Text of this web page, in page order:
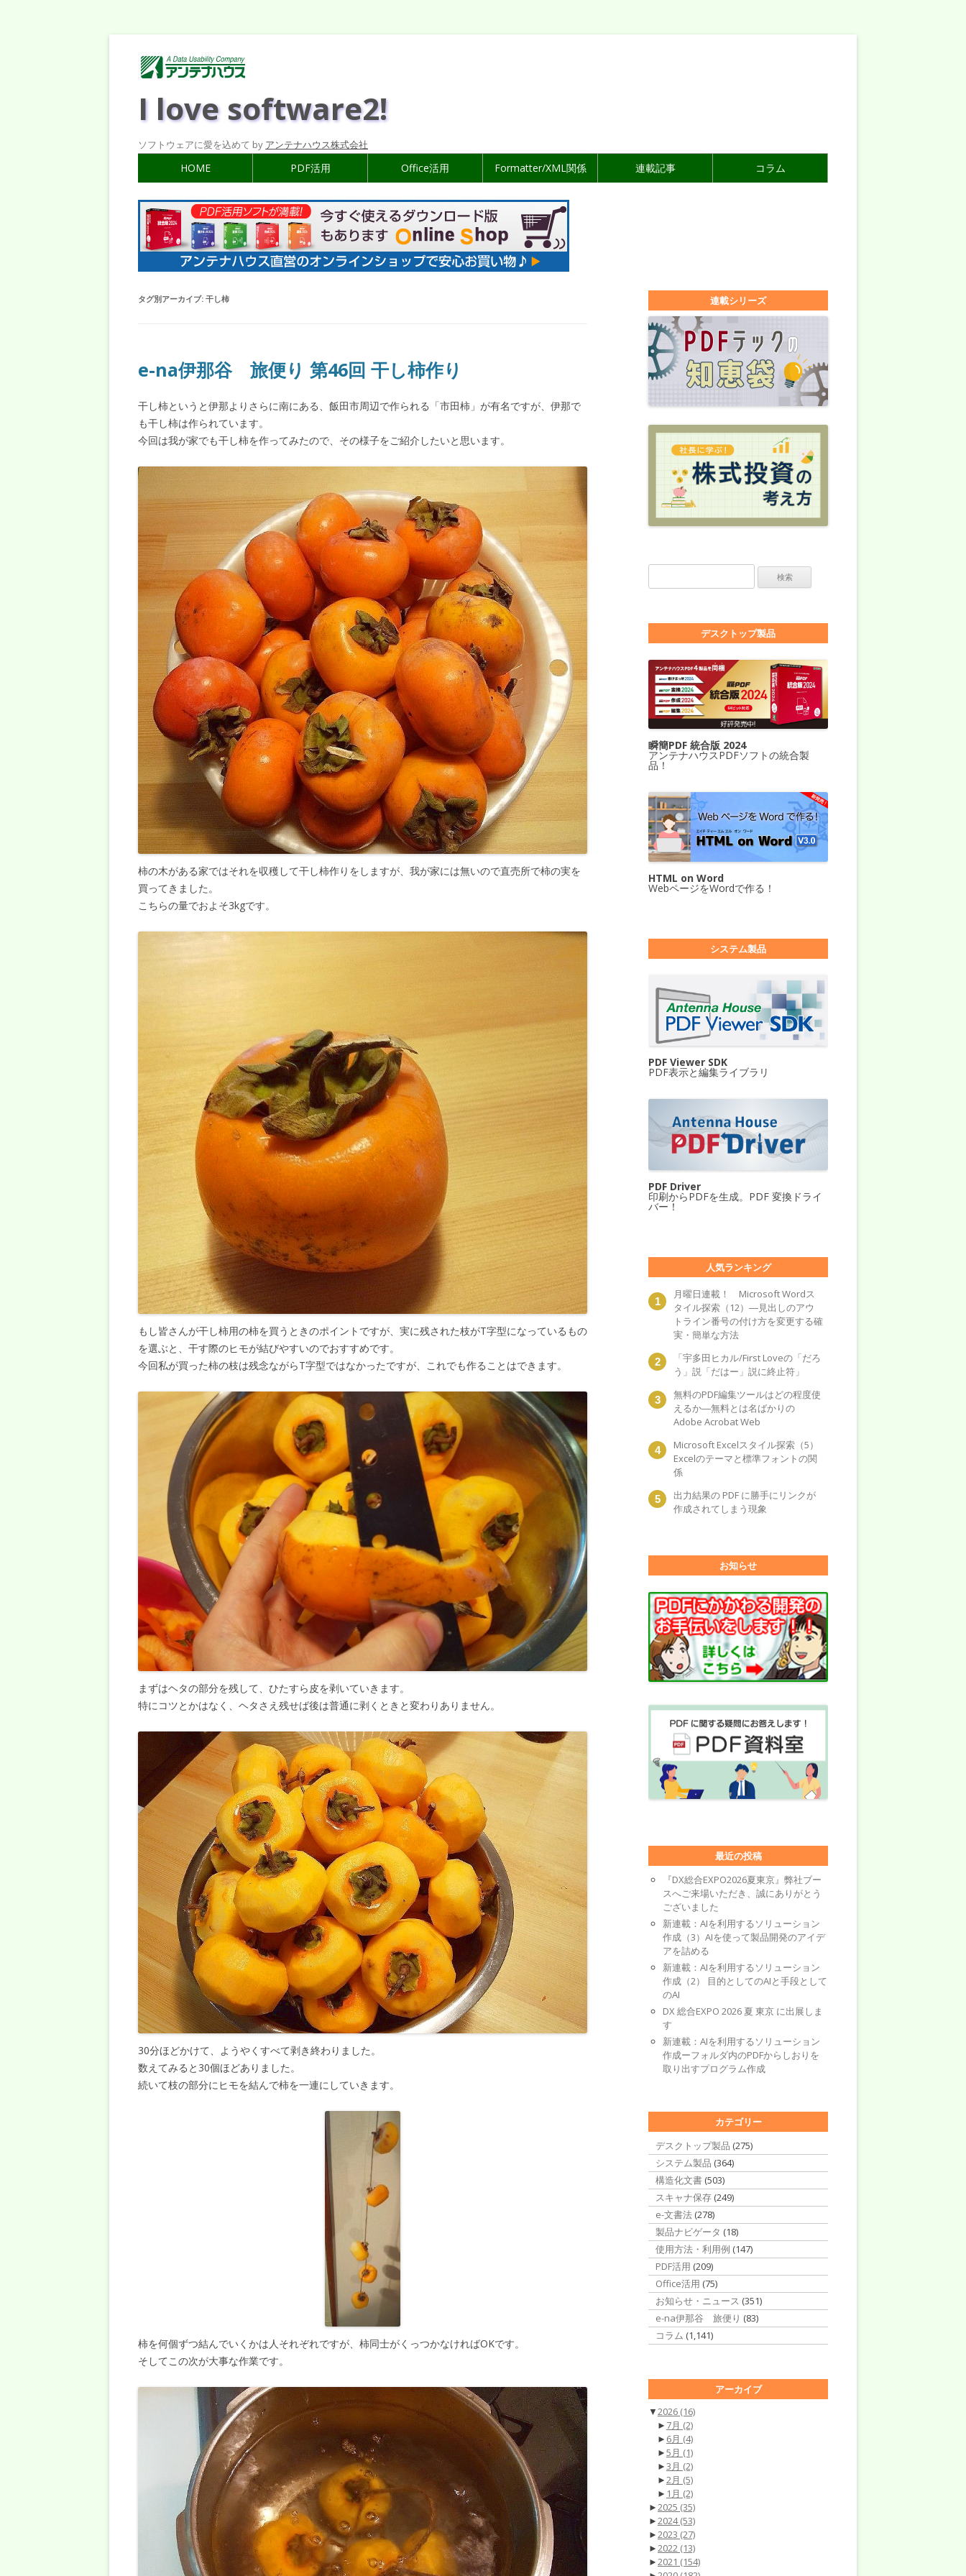
I love software2!
ソフトウェアに愛を込めて by アンテナハウス株式会社
HOME PDF活用 Office活用 Formatter/XML関係 連載記事 コラム
タグ別アーカイブ: 干し柿
e-na伊那谷 旅便り 第46回 干し柿作り
干し柿というと伊那よりさらに南にある、飯田市周辺で作られる「市田柿」が有名ですが、伊那で
も干し柿は作られています。
今回は我が家でも干し柿を作ってみたので、その様子をご紹介したいと思います。
柿の木がある家ではそれを収穫して干し柿作りをしますが、我が家には無いので直売所で柿の実を
買ってきました。
こちらの量でおよそ3kgです。
もし皆さんが干し柿用の柿を買うときのポイントですが、実に残された枝がT字型になっているもの
を選ぶと、干す際のヒモが結びやすいのでおすすめです。
今回私が買った柿の枝は残念ながらT字型ではなかったですが、これでも作ることはできます。
まずはヘタの部分を残して、ひたすら皮を剥いていきます。
特にコツとかはなく、ヘタさえ残せば後は普通に剥くときと変わりありません。
30分ほどかけて、ようやくすべて剥き終わりました。
数えてみると30個ほどありました。
続いて枝の部分にヒモを結んで柿を一連にしていきます。
柿を何個ずつ結んでいくかは人それぞれですが、柿同士がくっつかなければOKです。
そしてこの次が大事な作業です。
連載シリーズ
デスクトップ製品
瞬簡PDF 統合版 2024
アンテナハウスPDFソフトの統合製
品！
HTML on Word
WebページをWordで作る！
システム製品
PDF Viewer SDK
PDF表示と編集ライブラリ
PDF Driver
印刷からPDFを生成。PDF 変換ドライ
バー！
人気ランキング
月曜日連載！ Microsoft Wordス
タイル探索（12）―見出しのアウ
トライン番号の付け方を変更する確
実・簡単な方法
「宇多田ヒカル/First Loveの「だろ
う」説「だはー」説に終止符」
無料のPDF編集ツールはどの程度使
えるか―無料とは名ばかりの
Adobe Acrobat Web
Microsoft Excelスタイル探索（5）
Excelのテーマと標準フォントの関
係
出力結果の PDF に勝手にリンクが
作成されてしまう現象
お知らせ
最近の投稿
『DX総合EXPO2026夏東京』弊社ブー
スへご来場いただき、誠にありがとう
ございました
新連載：AIを利用するソリューション
作成（3）AIを使って製品開発のアイデ
アを詰める
新連載：AIを利用するソリューション
作成（2） 目的としてのAIと手段として
のAI
DX 総合EXPO 2026 夏 東京 に出展しま
す
新連載：AIを利用するソリューション
作成ーフォルダ内のPDFからしおりを
取り出すプログラム作成
カテゴリー
デスクトップ製品 (275)
システム製品 (364)
構造化文書 (503)
スキャナ保存 (249)
e-文書法 (278)
製品ナビゲータ (18)
使用方法・利用例 (147)
PDF活用 (209)
Office活用 (75)
お知らせ・ニュース (351)
e-na伊那谷 旅便り (83)
コラム (1,141)
アーカイブ
▼2026 (16)
► 7月 (2)
► 6月 (4)
►5月 (1)
►3月 (2)
►2月 (5)
► 1月 (2)
►2025 (35)
►2024(53)
►2023 (27)
►2022 (13)
►2021 (154)